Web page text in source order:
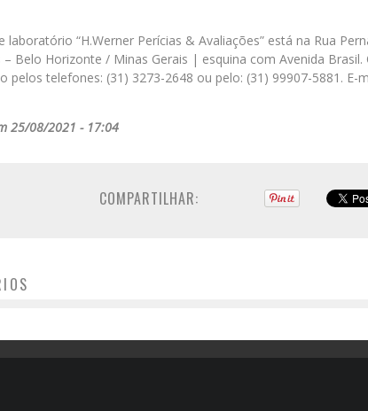
laboratório “H.Werner Perícias & Avaliações” está na Rua
– Belo Horizonte / Minas Gerais | esquina com Avenida
pelos telefones: (31) 3273-2648 ou pelo: (31) 99907-5881. E-
25/08/2021 - 17:04
COMPARTILHAR: